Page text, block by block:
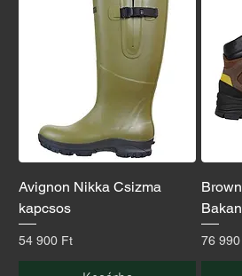
Avignon Nikka Csizma
kapcsos
Ár
54 900 Ft Ár
76